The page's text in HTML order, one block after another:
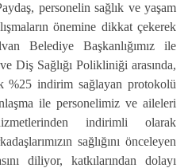
personelin sağlık ve yaşam
önemine dikkat çekerek
Belediye Başkanlığımız ile
Diş Sağlığı Polikliniği arasında,
%25 indirim sağlayan protokolü
ile personelimiz ve aileleri
indirimli olarak
sağlığını önceleyen
diliyor, katkılarından dolayı